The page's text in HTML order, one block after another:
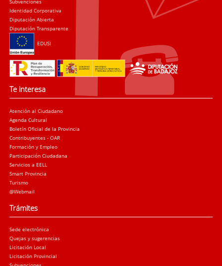
Subvenciones
Identidad Corporativa
Diputación Abierta
Diputación Transparente
EDUSI
Te interesa
Atención al Ciudadano
Agenda Cultural
Boletín Oficial de la Provincia
Contribuyentes - OAR
Formación y Empleo
Participación Ciudadana
Servicios a EELL
Smart Provincia
Turismo
@Webmail
Trámites
Sede electrónica
Quejas y sugerencias
Licitación Local
Licitación Provincial